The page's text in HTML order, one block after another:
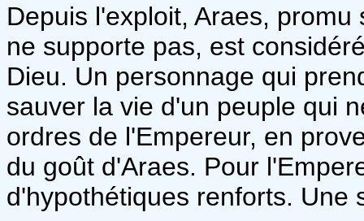
Depuis l'exploit, Araes,
ne supporte pas, est
Dieu. Un personnage qui
sauver la vie d'un peuple qui
ordres de l'Empereur, en
du goût d'Araes. Pour
d'hypothétiques renforts. Une